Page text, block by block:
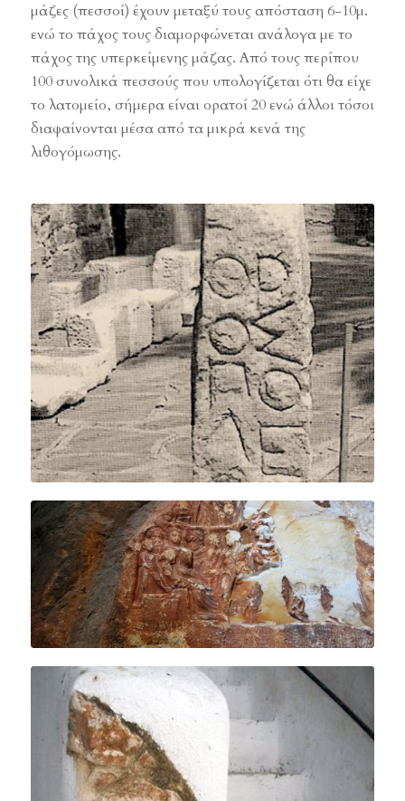
μάζες (πεσσοί) έχουν μεταξύ τους απόσταση 6-10μ.
ενώ το πάχος τους διαμορφώνεται ανάλογα με το
πάχος της υπερκείμενης μάζας. Από τους περίπου
100 συνολικά πεσσούς που υπολογίζεται ότι θα είχε
το λατομείο, σήμερα είναι ορατοί 20 ενώ άλλοι τόσοι
διαφαίνονται μέσα από τα μικρά κενά της
λιθογόμωσης.